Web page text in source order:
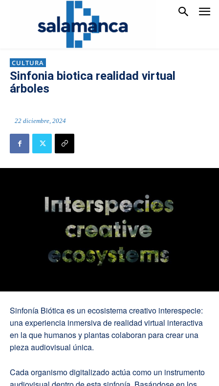
CULTURA
Sinfonia biotica realidad virtual
árboles
22 diciembre, 2024
Sinfonía Biótica es un ecosistema creativo interespecie:
una experiencia inmersiva de realidad virtual interactiva
en la que humanos y plantas colaboran para crear una
pieza audiovisual única.
Cada organismo digitalizado actúa como un instrumento